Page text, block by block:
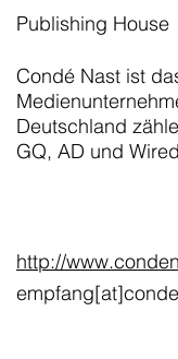
Publishing House
Condé Nast ist
Deutschland
GQ, AD und
http://